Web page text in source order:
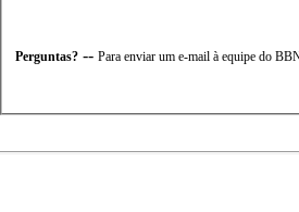
Perguntas? -- Para enviar um e-mail à equipe do